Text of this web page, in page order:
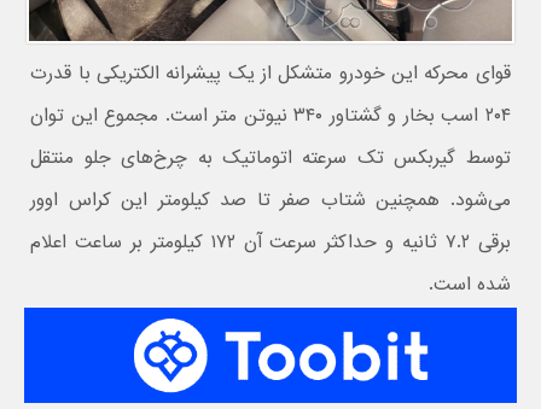
قوای محرکه این خودرو متشکل از یک پیشرانه الکتریکی با قدرت
۲۰۴ اسب بخار و گشتاور ۳۴۰ نیوتن متر است. مجموع این توان
توسط گیربکس تک سرعته اتوماتیک به چرخ‌های جلو منتقل
می‌شود. همچنین شتاب صفر تا صد کیلومتر این کراس اوور
برقی ۷.۲ ثانیه و حداکثر سرعت آن ۱۷۲ کیلومتر بر ساعت اعلام
شده است.